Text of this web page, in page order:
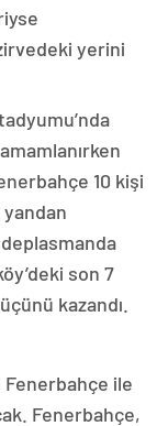
yerini
10 kişi
yandan
deplasmanda
son 7
kazandı.
Fenerbahçe ile
Fenerbahçe,